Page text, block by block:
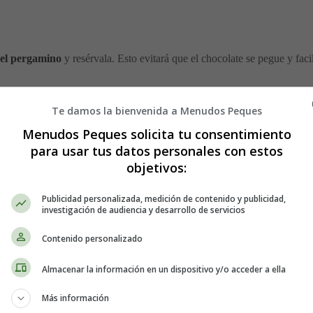
pergamino y resérvala. Esto evitará que el chocolate se pegue y
ello, coloca las chispas de chocolate blanco en un recipiente apto
el chocolate quede suave. Si quedan algunas piezas sin derretir,
para hornear preparada . Extiéndelo formando un
Te damos la bienvenida a Menudos Peques
Menudos Peques solicita tu consentimiento
para usar tus datos personales con estos
objetivos:
Publicidad personalizada, medición de contenido y publicidad,
investigación de audiencia y desarrollo de servicios
Contenido personalizado
Almacenar la información en un dispositivo y/o acceder a ella
Más información